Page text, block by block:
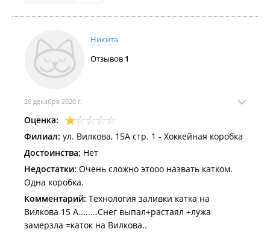
Никита
Отзывов 1
26 декабря 2020 г.
Оценка:
Филиал: ул. Вилкова, 15А стр. 1 - Хоккейная коробка
Достоинства: Нет
Недостатки: Очень сложно этооо назвать катком.
Одна коробка.
Комментарий: Технология заливки катка на
Вилкова 15 А........Снег выпал+растаял +лужа
замерзла =каток на Вилкова..